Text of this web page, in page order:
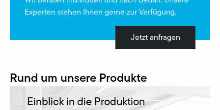
Experten stehen Ihnen gerne zur Verfügung.
Jetzt anfragen
Rund um unsere Produkte
Einblick in die Produktion